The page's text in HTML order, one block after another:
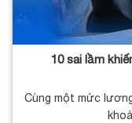
10 sai lầm
Cùng một mức